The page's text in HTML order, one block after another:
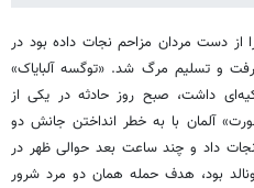
از دست مردان مزاحم نجات داده بود در
و تسلیم مرگ شد. «توگسه آلبایاک»
ترکیه‌ای داشت، صبح روز حادثه در یکی از
آلمان با به خطر انداختن جانش دو
داد و چند ساعت بعد حوالی ظهر در
بود، هدف حمله همان دو مرد شرور